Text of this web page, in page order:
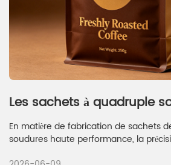
Les sachets à quadruple
conviennent-ils à
En matière de fabrication de sachets
soudures haute performance, la